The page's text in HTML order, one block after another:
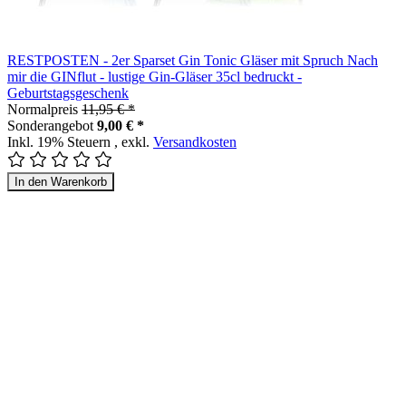
RESTPOSTEN - 2er Sparset Gin Tonic Gläser mit Spruch Nach
mir die GINflut - lustige Gin-Gläser 35cl bedruckt -
Geburtstagsgeschenk
Normalpreis 11,95 € *
Sonderangebot 9,00 € *
Inkl. 19% Steuern , exkl. Versandkosten
In den Warenkorb